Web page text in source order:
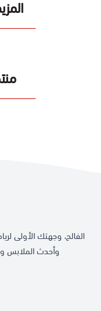
الفالح، وجهتك الأولى
وأحدث الملابس